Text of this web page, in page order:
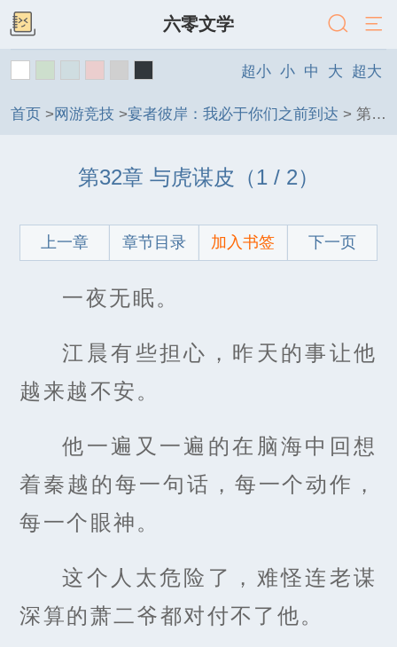
六零文学
超小 小 中 大 超大
首页 >网游竞技 >宴者彼岸：我必于你们之前到达 > 第32章 与虎谋皮
第32章 与虎谋皮（1 / 2）
上一章 章节目录 加入书签 下一页
一夜无眠。
江晨有些担心，昨天的事让他
越来越不安。
他一遍又一遍的在脑海中回想
着秦越的每一句话，每一个动作，
每一个眼神。
这个人太危险了，难怪连老谋
深算的萧二爷都对付不了他。